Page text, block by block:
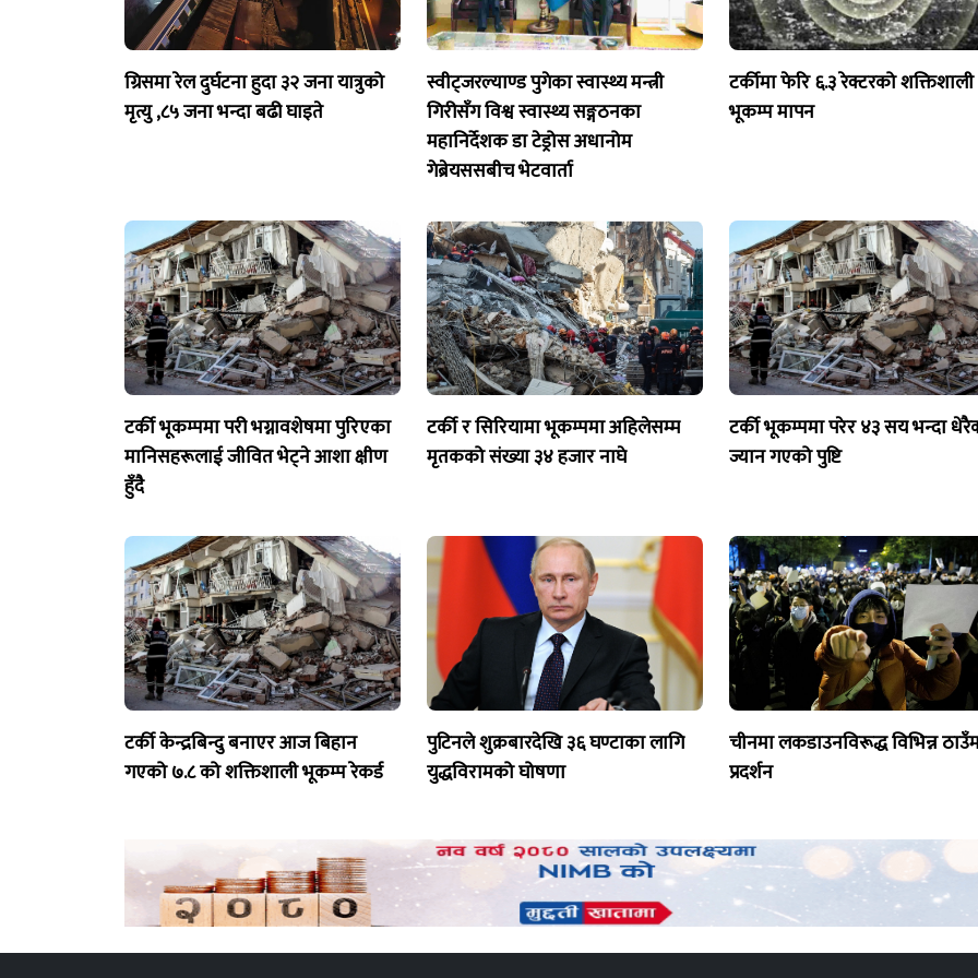
ग्रिसमा रेल दुर्घटना हुदा ३२ जना यात्रुको
मृत्यु ,८५ जना भन्दा बढी घाइते
स्वीट्जरल्याण्ड पुगेका स्वास्थ्य मन्त्री
गिरीसँग विश्व स्वास्थ्य सङ्गठनका
महानिर्देशक डा टेड्रोस अधानोम
गेब्रेयससबीच भेटवार्ता
टर्कीमा फेरि ६.३ रेक्टरको शक्तिशाली
भूकम्प मापन
टर्की भूकम्पमा परी भग्नावशेषमा पुरिएका
मानिसहरूलाई जीवित भेट्ने आशा क्षीण
हुँदै
टर्की र सिरियामा भूकम्पमा अहिलेसम्म
मृतकको संख्या ३४ हजार नाघे
टर्की भूकम्पमा परेर ४३ सय भन्दा
ज्यान गएको पुष्टि
टर्की केन्द्रबिन्दु बनाएर आज बिहान
गएको ७.८ को शक्तिशाली भूकम्प रेकर्ड
पुटिनले शुक्रबारदेखि ३६ घण्टाका लागि
युद्धविरामको घोषणा
चीनमा लकडाउनविरूद्ध विभिन्न
प्रदर्शन